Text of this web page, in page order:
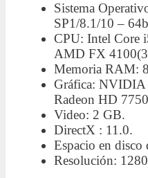
Sistema
SP1/8.1/10 –
CPU: Intel Core
AMD FX
Memoria RAM:
Gráfica:
Radeon HD
Video: 2 GB.
DirectX : 11.0.
Espacio en
Resolución: